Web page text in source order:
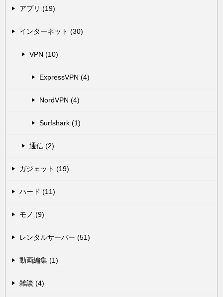
アプリ (19)
インターネット (30)
VPN (10)
ExpressVPN (4)
NordVPN (4)
Surfshark (1)
通信 (2)
ガジェット (19)
ハード (11)
モノ (9)
レンタルサーバー (51)
動画編集 (1)
雑談 (4)